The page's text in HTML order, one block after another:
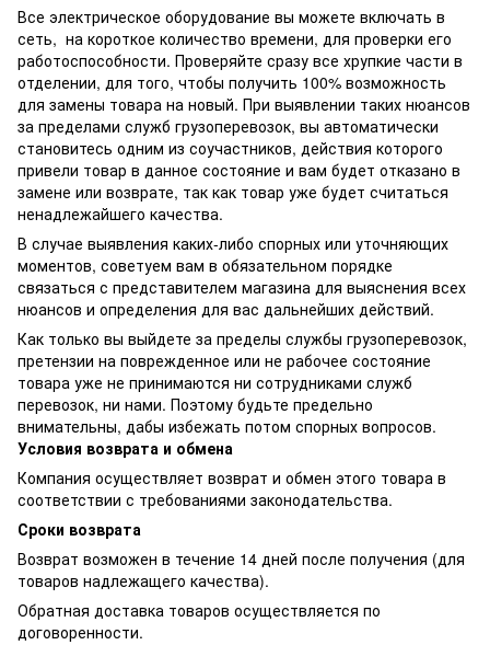
Все электрическое оборудование вы можете включать в
сеть, на короткое количество времени, для проверки его
работоспособности. Проверяйте сразу все хрупкие части в
отделении, для того, чтобы получить 100% возможность
для замены товара на новый. При выявлении таких нюансов
за пределами служб грузоперевозок, вы автоматически
становитесь одним из соучастников, действия которого
привели товар в данное состояние и вам будет отказано в
замене или возврате, так как товар уже будет считаться
ненадлежайшего качества.
В случае выявления каких-либо спорных или уточняющих
моментов, советуем вам в обязательном порядке
связаться с представителем магазина для выяснения всех
нюансов и определения для вас дальнейших действий.
Как только вы выйдете за пределы службы грузоперевозок,
претензии на поврежденное или не рабочее состояние
товара уже не принимаются ни сотрудниками служб
перевозок, ни нами. Поэтому будьте предельно
внимательны, дабы избежать потом спорных вопросов.
Условия возврата и обмена
Компания осуществляет возврат и обмен этого товара в
соответствии с требованиями законодательства.
Сроки возврата
Возврат возможен в течение 14 дней после получения (для
товаров надлежащего качества).
Обратная доставка товаров осуществляется по
договоренности.